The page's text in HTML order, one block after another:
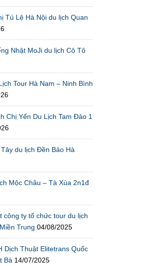
Tú Lệ Hà Nội du lịch Quan
Nhật MoJi du lịch Cô Tô
Tour Hà Nam – Ninh Bình
Chị Yến Du Lịch Tam Đảo 1
du lịch Đền Bảo Hà
Mộc Châu – Tà Xùa 2n1đ
công ty tổ chức tour du lịch
Trung 04/08/2025
Dịch Thuật Elitetrans Quốc
Bà 14/07/2025